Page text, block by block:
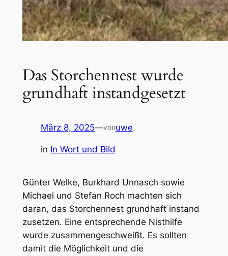
Das Storchennest wurde
grundhaft instandgesetzt
März 8, 2025—vonuwe
in In Wort und Bild
Günter Welke, Burkhard Unnasch sowie
Michael und Stefan Roch machten sich
daran, das Storchennest grundhaft instand
zusetzen. Eine entsprechende Nisthilfe
wurde zusammengeschweißt. Es sollten
damit die Möglichkeit und die